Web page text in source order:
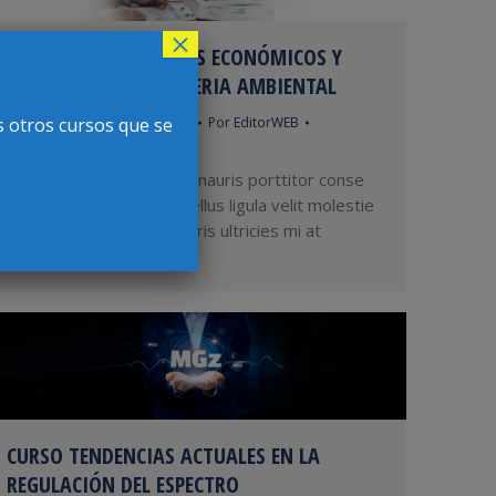
CURSO INSTRUMENTOS ECONÓMICOS Y
FINANCIEROS EN MATERIA AMBIENTAL
Cursos de Actualización 2024 Por EditorWEB
Amet ipsum id sem quis mauris porttitor conse
quat id vitae dolor. Phasellus ligula velit molestie
rhoncus ullamcorper mauris ultricies mi at
CURSO TENDENCIAS ACTUALES EN LA
REGULACIÓN DEL ESPECTRO
otros cursos que se
×